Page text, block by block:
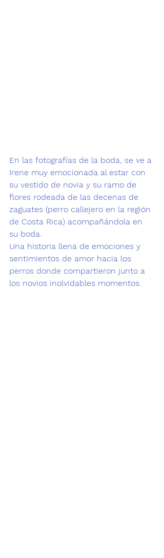
En las fotografías de la boda, se ve a
Irene muy emocionada al estar con
su vestido de novia y su ramo de
flores rodeada de las decenas de
zaguates (perro callejero en la región
de Costa Rica) acompañándola en
su boda.
Una historia llena de emociones y
sentimientos de amor hacia los
perros donde compartieron junto a
los novios inolvidables momentos.